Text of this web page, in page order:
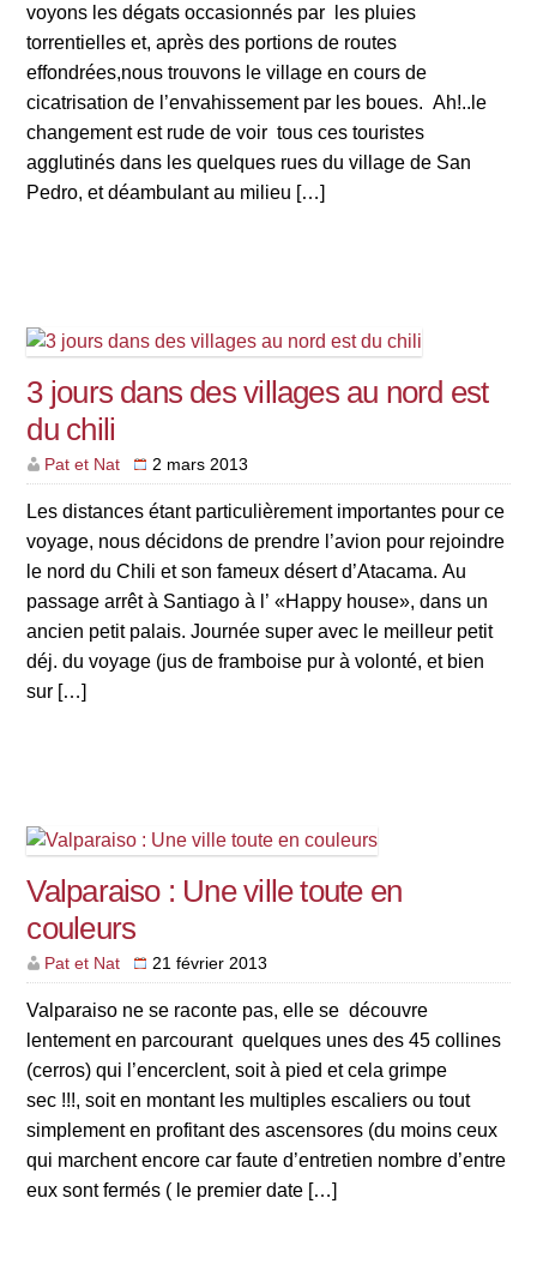
voyons les dégats occasionnés par les pluies
torrentielles et, après des portions de routes
effondrées,nous trouvons le village en cours de
cicatrisation de l’envahissement par les boues. Ah!..le
changement est rude de voir tous ces touristes
agglutinés dans les quelques rues du village de San
Pedro, et déambulant au milieu […]
3 jours dans des villages au nord est
du chili
Pat et Nat 2 mars 2013
Les distances étant particulièrement importantes pour ce
voyage, nous décidons de prendre l’avion pour rejoindre
le nord du Chili et son fameux désert d’Atacama. Au
passage arrêt à Santiago à l’ «Happy house», dans un
ancien petit palais. Journée super avec le meilleur petit
déj. du voyage (jus de framboise pur à volonté, et bien
sur […]
Valparaiso : Une ville toute en
couleurs
Pat et Nat 21 février 2013
Valparaiso ne se raconte pas, elle se découvre
lentement en parcourant quelques unes des 45 collines
(cerros) qui l’encerclent, soit à pied et cela grimpe
sec !!!, soit en montant les multiples escaliers ou tout
simplement en profitant des ascensores (du moins ceux
qui marchent encore car faute d’entretien nombre d’entre
eux sont fermés ( le premier date […]